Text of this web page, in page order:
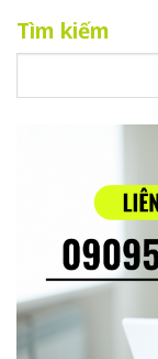
Tìm kiếm